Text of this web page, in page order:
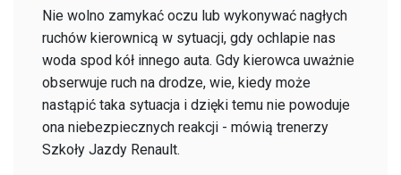
Nie wolno zamykać oczu lub wykonywać nagłych
ruchów kierownicą w sytuacji, gdy ochlapie nas
woda spod kół innego auta. Gdy kierowca uważnie
obserwuje ruch na drodze, wie, kiedy może
nastąpić taka sytuacja i dzięki temu nie powoduje
ona niebezpiecznych reakcji - mówią trenerzy
Szkoły Jazdy Renault.